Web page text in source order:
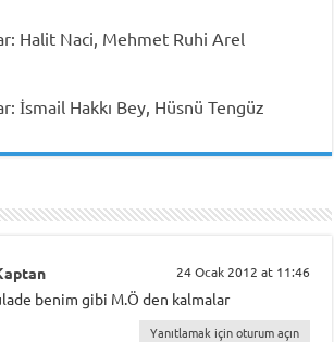
Halit Naci, Mehmet Ruhi Arel
İsmail Hakkı Bey, Hüsnü Tengüz
24 Ocak 2012 at 11:46
benim gibi M.Ö den kalmalar
Yanıtlamak için oturum açın